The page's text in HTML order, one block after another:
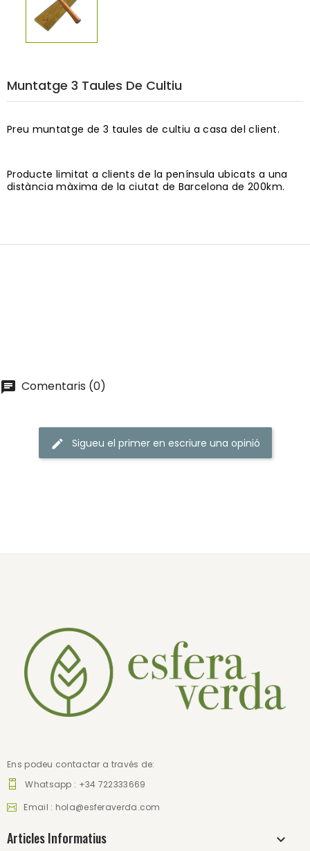
Muntatge 3 Taules De Cultiu
Preu muntatge de 3 taules de cultiu a casa del client.
Producte limitat a clients de la península ubicats a una
distància màxima de la ciutat de Barcelona de 200km.
Comentaris (0)
Sigueu el primer en escriure una opinió
Ens podeu contactar a través de:
Whatsapp : +34 722333669
Email : hola@esferaverda.com
Articles Informatius